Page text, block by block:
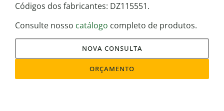
Códigos dos fabricantes: DZ115551.
Consulte nosso catálogo completo de produtos.
NOVA CONSULTA
ORÇAMENTO